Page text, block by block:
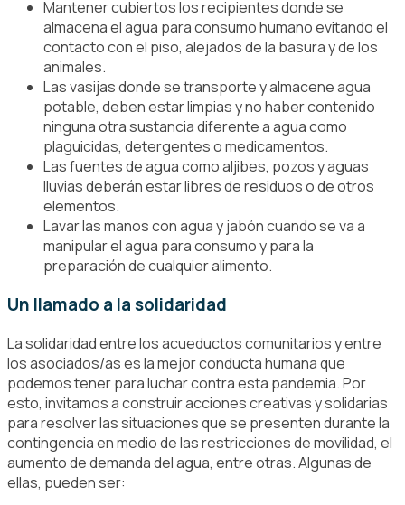
Mantener cubiertos los recipientes donde se
almacena el agua para consumo humano evitando el
contacto con el piso, alejados de la basura y de los
animales.
Las vasijas donde se transporte y almacene agua
potable, deben estar limpias y no haber contenido
ninguna otra sustancia diferente a agua como
plaguicidas, detergentes o medicamentos.
Las fuentes de agua como aljibes, pozos y aguas
lluvias deberán estar libres de residuos o de otros
elementos.
Lavar las manos con agua y jabón cuando se va a
manipular el agua para consumo y para la
preparación de cualquier alimento.
Un llamado a la solidaridad
La solidaridad entre los acueductos comunitarios y entre
los asociados/as es la mejor conducta humana que
podemos tener para luchar contra esta pandemia. Por
esto, invitamos a construir acciones creativas y solidarias
para resolver las situaciones que se presenten durante la
contingencia en medio de las restricciones de movilidad, el
aumento de demanda del agua, entre otras. Algunas de
ellas, pueden ser: